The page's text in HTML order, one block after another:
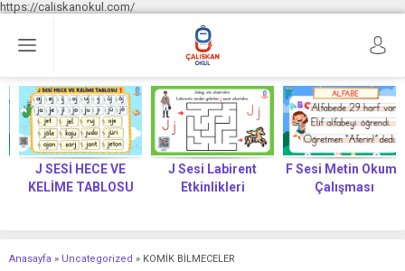
https://caliskanokul.com/
J SESİ HECE VE
KELİME TABLOSU
J Sesi Labirent
Etkinlikleri
F Sesi Metin Okuma
Çalışması
Anasayfa » Uncategorized » KOMİK BİLMECELER